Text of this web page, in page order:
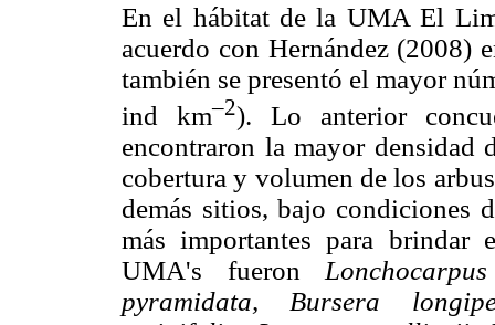
En el hábitat de la UMA El
acuerdo con Hernández (2008)
también se presentó el mayor
ind km–2). Lo anterior
encontraron la mayor densidad
cobertura y volumen de los
demás sitios, bajo condiciones
más importantes para brindar
UMA's fueron
pyramidata, Bursera